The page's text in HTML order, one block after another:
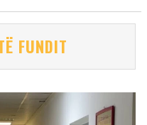
FUNDIT